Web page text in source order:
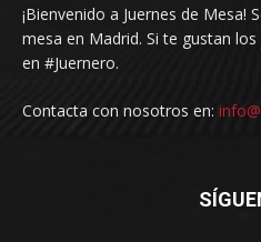
¡Bienvenido a Juernes de Mesa!
mesa en Madrid. Si te gustan
en #Juernero.
Contacta con nosotros en: